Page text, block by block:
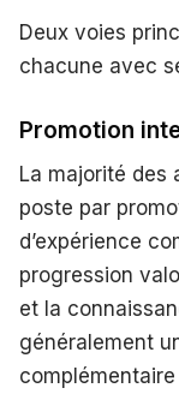
Deux voies
chacune avec
Promotion
La majorité des
poste par
d’expérience
progression
et la
généralement
complémentaire